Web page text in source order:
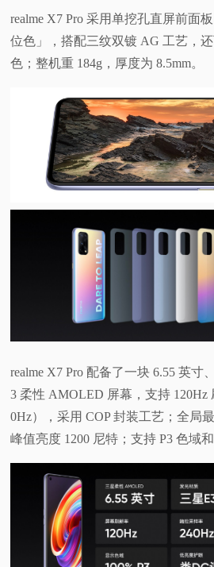
评
科
realme X7 Pro 采用单挖孔直屏前面
位色」，搭配三纹双镀 AG 工艺，
色；整机重 184g，厚度为 8.5mm。
realme X7 Pro 配备了一块 6.55 英寸
3 柔性 AMOLED 屏幕，支持 120Hz
0Hz），采用 COP 封装工艺；全局
峰值亮度 1200 尼特；支持 P3 色域